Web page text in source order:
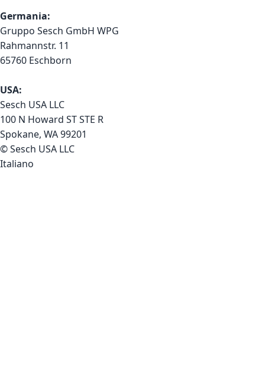
Germania:
Gruppo Sesch GmbH WPG
Rahmannstr. 11
65760 Eschborn
USA:
Sesch USA LLC
100 N Howard ST STE R
Spokane, WA 99201
© Sesch USA LLC
Italiano